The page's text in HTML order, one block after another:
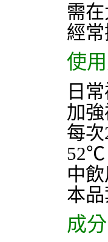
需
經
使
日
加
每
52℃
中
本
成分